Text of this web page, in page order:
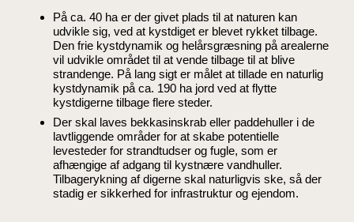
På ca. 40 ha er der givet plads til at naturen kan
udvikle sig, ved at kystdiget er blevet rykket tilbage.
Den frie kystdynamik og helårsgræsning på arealerne
vil udvikle området til at vende tilbage til at blive
strandenge. På lang sigt er målet at tillade en naturlig
kystdynamik på ca. 190 ha jord ved at flytte
kystdigerne tilbage flere steder.
Der skal laves bekkasinskrab eller paddehuller i de
lavtliggende områder for at skabe potentielle
levesteder for strandtudser og fugle, som er
afhængige af adgang til kystnære vandhuller.
Tilbagerykning af digerne skal naturligvis ske, så der
stadig er sikkerhed for infrastruktur og ejendom.